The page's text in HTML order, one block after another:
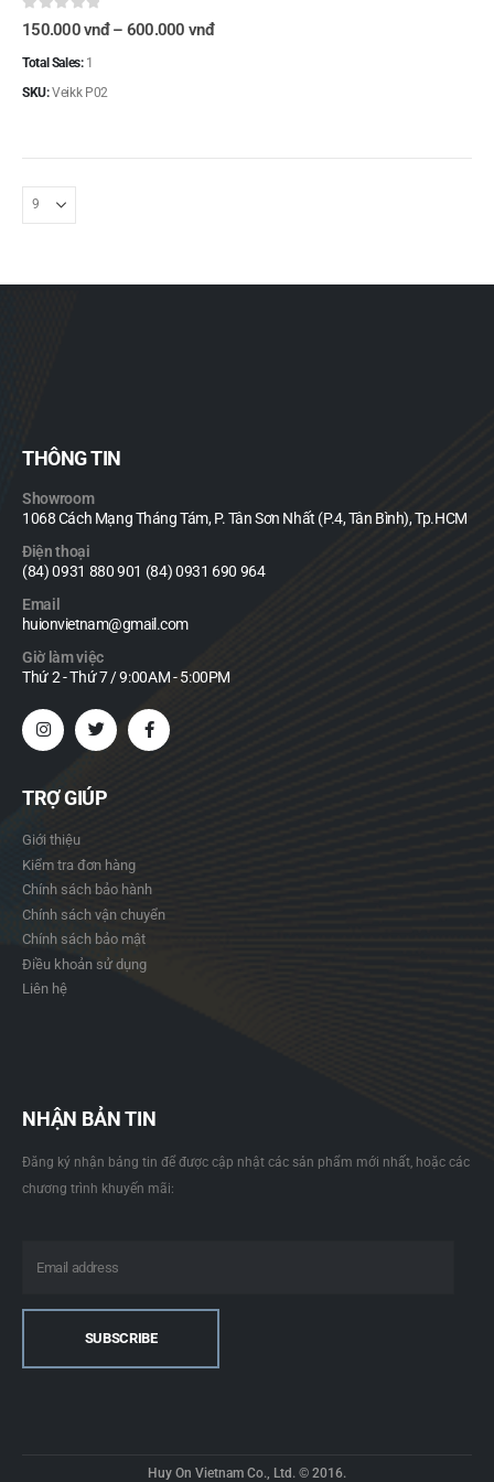
chọn
trang
sản
0out of 5
150.000vnđ – 600.000 vnđKhoảng
Total Sales: 1
SKU:Veikk P02
THÔNG TIN
Showroom
1068 Cách Mạng Tháng Tám, P. Tân Sơn Nhất (P.4, Tân Bình), Tp.HCM
Điện thoại
(84) 0931 880 901 (84) 0931 690 964
Email
huionvietnam@gmail.com
Giờ làm việc
Thứ 2 - Thứ 7 / 9:00AM - 5:00PM
TRỢ GIÚP
Giới thiệu
Kiểm tra đơn hàng
Chính sách bảo hành
Chính sách vận chuyển
Chính sách bảo mật
Điều khoản sử dụng
Liên hệ
NHẬN BẢN TIN
Đăng ký nhận bảng tin để được cập nhật các sản phẩm mới nhất, hoặc các
chương trình khuyến mãi:
Huy On Vietnam Co., Ltd. © 2016.